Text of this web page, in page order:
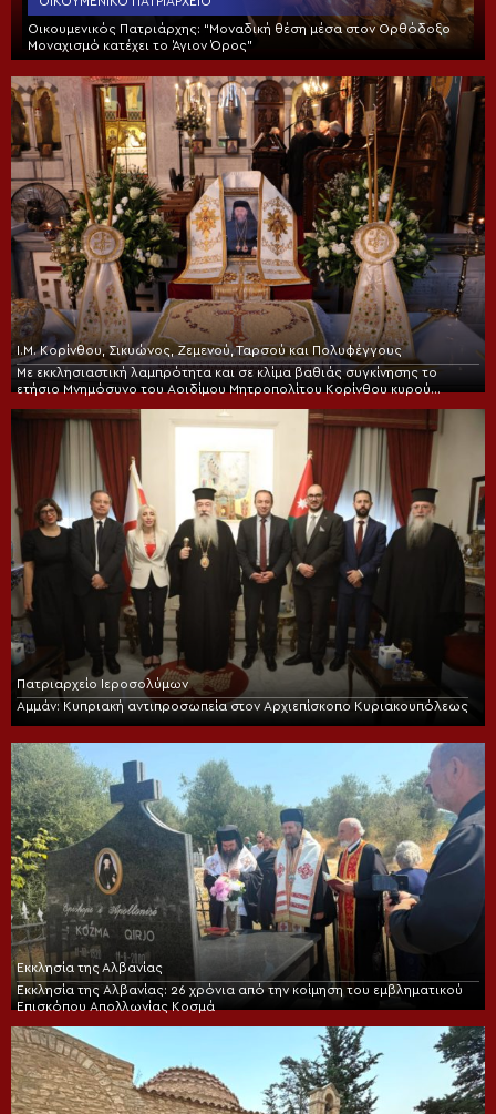
Οικουμενικός Πατριάρχης: “Μοναδική θέση μέσα στον Ορθόδοξο
Μοναχισμό κατέχει το Άγιον Όρος”
Ι.Μ. Κορίνθου, Σικυώνος, Ζεμενού, Ταρσού και Πολυφέγγους
Με εκκλησιαστική λαμπρότητα και σε κλίμα βαθιάς συγκίνησης το
ετήσιο Μνημόσυνο του Αοιδίμου Μητροπολίτου Κορίνθου κυρού
Διονυσίου
Πατριαρχείο Ιεροσολύμων
Αμμάν: Κυπριακή αντιπροσωπεία στον Αρχιεπίσκοπο Κυριακουπόλεως
Εκκλησία της Αλβανίας
Εκκλησία της Αλβανίας: 26 χρόνια από την κοίμηση του εμβληματικού
Επισκόπου Απολλωνίας Κοσμά